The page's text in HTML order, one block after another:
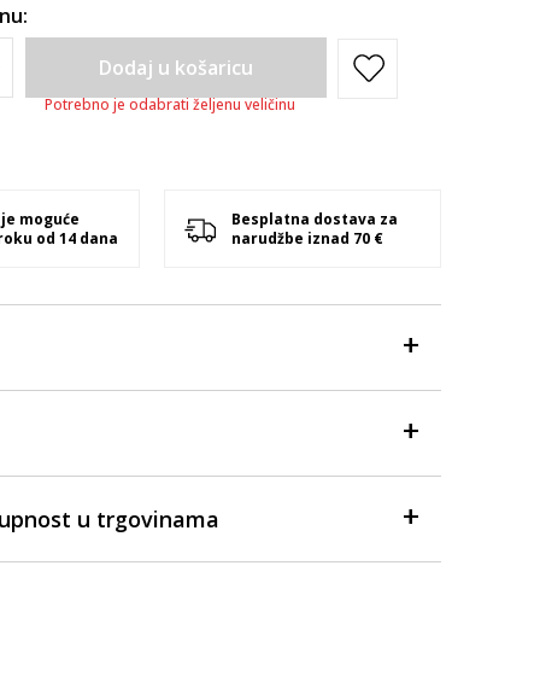
Dodaj u košaricu
Potrebno je odabrati željenu veličinu
moguće
od 14 dana
Besplatna dostava za
narudžbe iznad 70 €
u trgovinama